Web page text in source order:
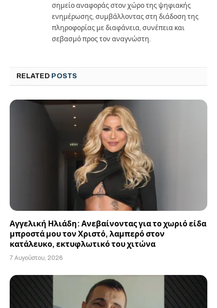
σημείο αναφοράς στον χώρο της ψηφιακής
ενημέρωσης, συμβάλλοντας στη διάδοση της
πληροφορίας με διαφάνεια, συνέπεια και
σεβασμό προς τον αναγνώστη.
RELATED POSTS
Αγγελική Ηλιάδη: Ανεβαίνοντας για το χωριό είδα
μπροστά μου τον Χριστό, λαμπερό στον
κατάλευκο, εκτυφλωτικό του χιτώνα
7 Αυγούστου, 2026